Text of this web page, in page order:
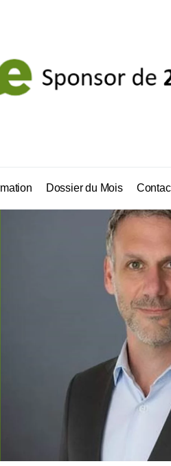
Dossier du Mois